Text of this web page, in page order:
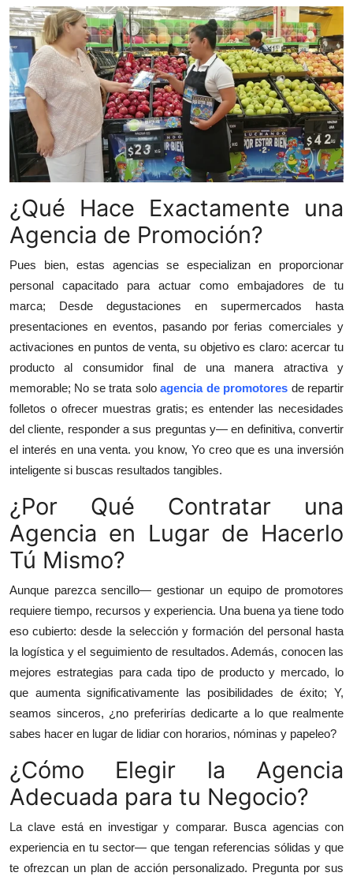
Tech
Real Estate
General
Top 10
Support Number
¿Qué Hace Exactamente una
Agencia de Promoción?
Pues bien, estas agencias se especializan en proporcionar
personal capacitado para actuar como embajadores de tu
marca; Desde degustaciones en supermercados hasta
presentaciones en eventos, pasando por ferias comerciales y
activaciones en puntos de venta, su objetivo es claro: acercar tu
producto al consumidor final de una manera atractiva y
memorable; No se trata soloagencia de promotores de repartir
folletos o ofrecer muestras gratis; es entender las necesidades
del cliente, responder a sus preguntas y— en definitiva, convertir
el interés en una venta. you know, Yo creo que es una inversión
inteligente si buscas resultados tangibles.
¿Por Qué Contratar una
Agencia en Lugar de Hacerlo
Tú Mismo?
Aunque parezca sencillo— gestionar un equipo de promotores
requiere tiempo, recursos y experiencia. Una buena ya tiene todo
eso cubierto: desde la selección y formación del personal hasta
la logística y el seguimiento de resultados. Además, conocen las
mejores estrategias para cada tipo de producto y mercado, lo
que aumenta significativamente las posibilidades de éxito; Y,
seamos sinceros, ¿no preferirías dedicarte a lo que realmente
sabes hacer en lugar de lidiar con horarios, nóminas y papeleo?
¿Cómo Elegir la Agencia
Adecuada para tu Negocio?
La clave está en investigar y comparar. Busca agencias con
experiencia en tu sector— que tengan referencias sólidas y que
te ofrezcan un plan de acción personalizado. Pregunta por sus